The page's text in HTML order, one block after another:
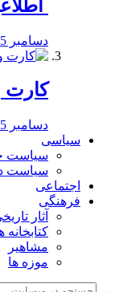
دسامبر 25, 2019
کارت
دسامبر 25, 2019
سیاسی
سیاست
سیاست
اجتماعی
فرهنگی
آثار
کتابخانه
مشاهیر
موزه ها